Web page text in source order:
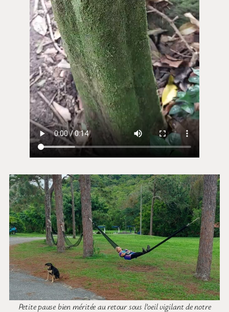
Petite pause bien méritée au retour sous l’oeil vigilant de notre